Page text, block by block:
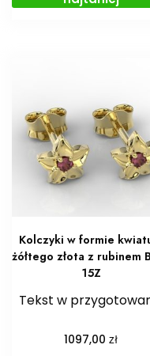
Kolczyki w formie
żółtego złota z rubinem
15Z
Tekst w
1097,00zł